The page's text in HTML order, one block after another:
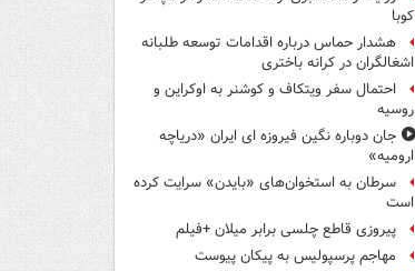
کوبا
هشدار حماس درباره اقدامات توسعه طلبانه
اشغالگران در کرانه باختری
احتمال سفر ویتکاف و کوشنر به اوکراین و
روسیه
جان دوباره نگین فیروزه ای ایران «دریاچه
ارومیه»
سرطان به استخوان‌های «بایدن» سرایت کرده
است
پیروزی قاطع چلسی برابر میلان +فیلم
مهاجم پرسپولیس به پیکان پیوست